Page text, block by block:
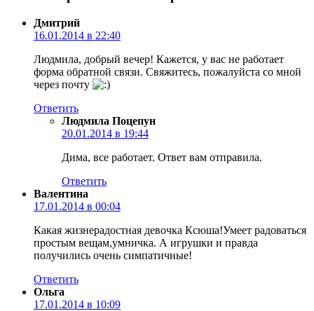
Дмитрий
16.01.2014 в 22:40
Людмила, добрый вечер! Кажется, у вас не работает
форма обратной связи. Свяжитесь, пожалуйста со мной
через почту
Ответить
Людмила Поцепун
20.01.2014 в 19:44
Дима, все работает. Ответ вам отправила.
Ответить
Валентина
17.01.2014 в 00:04
Какая жизнерадостная девочка Ксюша!Умеет радоваться
простым вещам,умничка. А игрушки и правда
получились очень симпатичные!
Ответить
Ольга
17.01.2014 в 10:09